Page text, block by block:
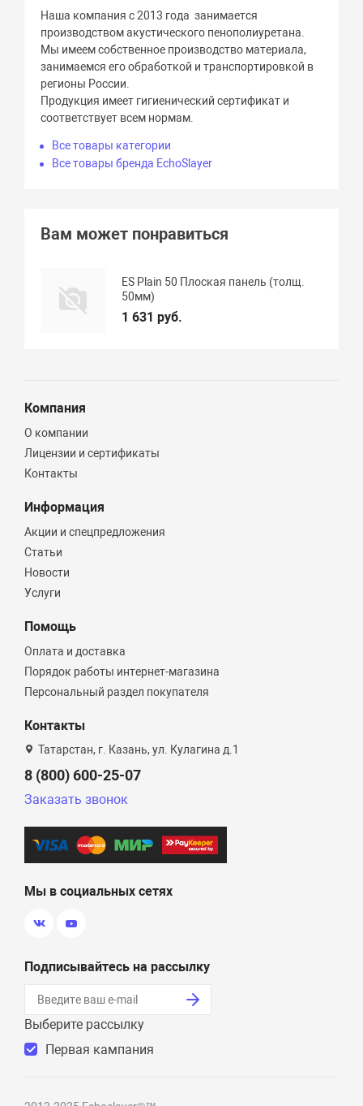
Наша компания с 2013 года занимается
производством акустического пенополиуретана.
Мы имеем собственное производство материала,
занимаемся его обработкой и транспортировкой в
регионы России.
Продукция имеет гигиенический сертификат и
соответствует всем нормам.
Все товары категории
Все товары бренда EchoSlayer
Вам может понравиться
ES Plain 50 Плоская панель (толщ.
50мм)
1 631 руб.
Компания
О компании
Лицензии и сертификаты
Контакты
Информация
Акции и спецпредложения
Статьи
Новости
Услуги
Помощь
Оплата и доставка
Порядок работы интернет-магазина
Персональный раздел покупателя
Контакты
Татарстан, г. Казань, ул. Кулагина д.1
8 (800) 600-25-07
Заказать звонок
Мы в социальных сетях
Подписывайтесь на рассылку
Выберите рассылку
Первая кампания